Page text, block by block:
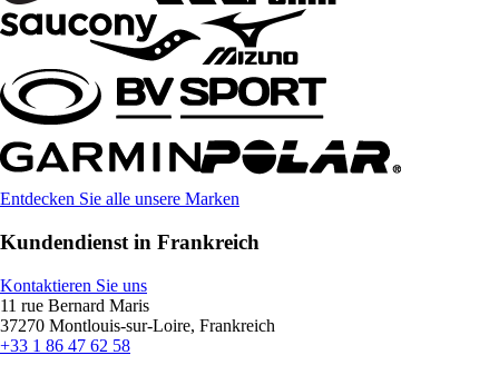
Entdecken Sie alle unsere Marken
Kundendienst in Frankreich
Kontaktieren Sie uns
11 rue Bernard Maris
37270 Montlouis-sur-Loire, Frankreich
+33 1 86 47 62 58